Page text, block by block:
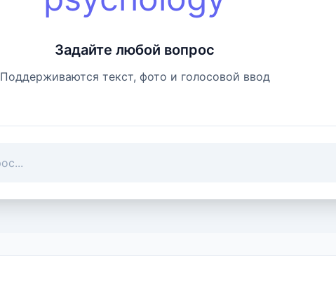
Задайте любой вопрос
Поддерживаются текст, фото и голосовой ввод